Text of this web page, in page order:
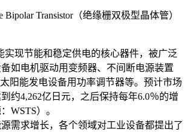
Bipolar Transistor（绝缘栅双极型晶体管）
实现节能和稳定供电的核心器件，被广泛
如电机驱动用变频器、不间断电源装置
太阳能发电设备用功率调节器等。预计市场
约4,262亿日元，之后保持每年6.0％的增
WSTS）。
需求增长，各个领域对工业设备都提出了